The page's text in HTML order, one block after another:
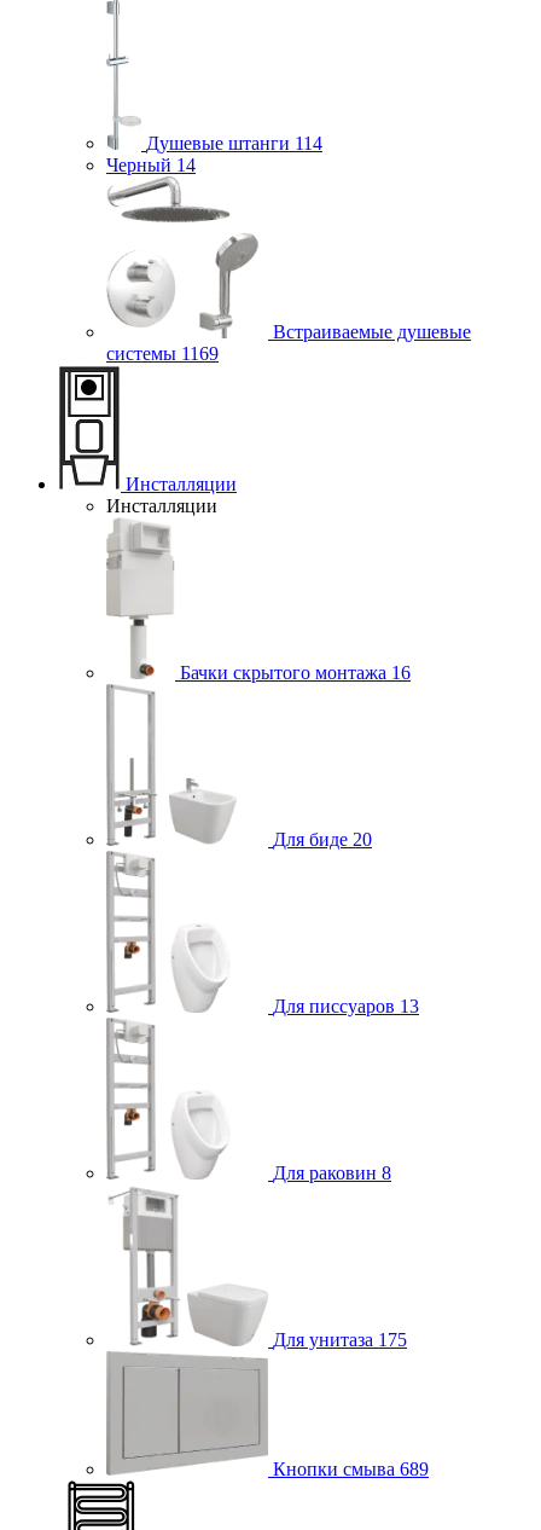
Душевые штанги 114
Черный 14
Встраиваемые душевые
системы 1169
Инсталляции
Инсталляции
Бачки скрытого монтажа 16
Для биде 20
Для писсуаров 13
Для раковин 8
Для унитаза 175
Кнопки смыва 689